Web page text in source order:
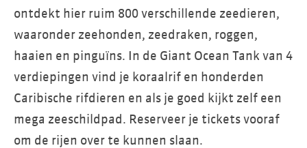
ontdekt hier ruim 800 verschillende zeedieren,
waaronder zeehonden, zeedraken, roggen,
haaien en pinguïns. In de Giant Ocean Tank van 4
verdiepingen vind je koraalrif en honderden
Caribische rifdieren en als je goed kijkt zelf een
mega zeeschildpad. Reserveer je tickets vooraf
om de rijen over te kunnen slaan.